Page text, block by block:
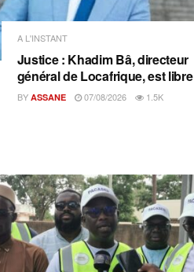
A L'INSTANT
Justice : Khadim Bâ, directeur
général de Locafrique, est libre
BY ASSANE 07/08/2026 1.5K